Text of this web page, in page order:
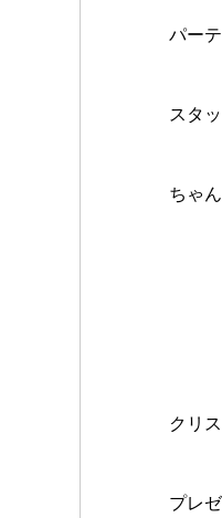
パー
スタ
ちゃ
クリ
プレ